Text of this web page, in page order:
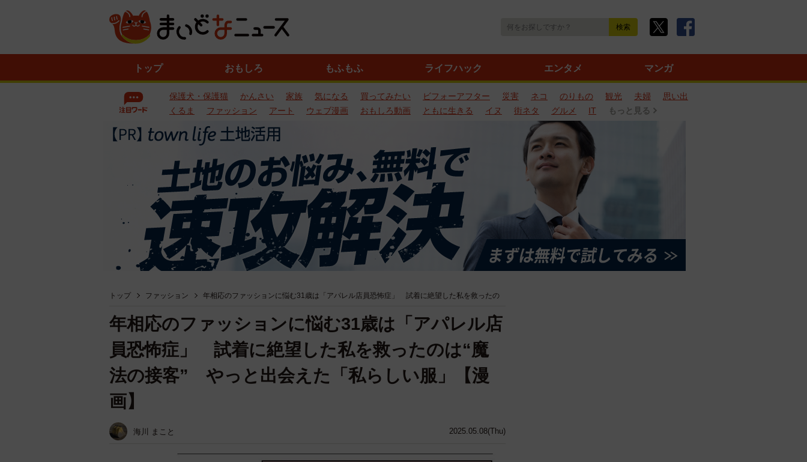
トップ おもしろ もふもふ ライフハック エンタメ マンガ
保護犬・保護猫 かんさい 家族 気になる 買ってみたい ビフォーアフター 災害 ネコ のりもの 観光 夫婦
思い出
くるま
ファッション アート ウェブ漫画 おもしろ動画 ともに生きる イヌ 街ネタ グルメ IT もっと見る
トップ ファッション 年相応のファッションに悩む31歳は「アパレル店員恐怖症」 試着に絶望した私を救ったの
2025.05.08(Thu)
年相応のファッションに悩む31歳は「アパレル店
員恐怖症」 試着に絶望した私を救ったのは“魔
法の接客” やっと出会えた「私らしい服」【漫
画】
海川 まこと